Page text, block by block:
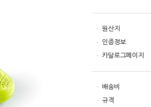
원산지
인증정보
카달로그페이지
배송비
규격